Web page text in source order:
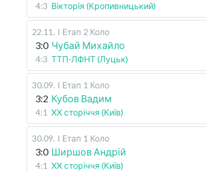
4:3 Вікторія (Кропивницький)
22.11 . I Етап 2 Коло
3:0 Чубай Михайло
4:3 ТТП-ЛФНТ (Луцьк)
30.09. I Етап 1 Коло
3:2 Кубов Вадим
4:1 XX сторіччя (Київ)
30.09. I Етап 1 Коло
3:0 Ширшов Андрій
4:1 XX сторіччя (Київ)